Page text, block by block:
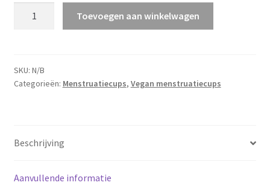
100%
natuurlijk
Toevoegen aan winkelwagen
SKU: N/B
Categorieën: Menstruatiecups, Vegan menstruatiecups
Beschrijving
Aanvullende informatie